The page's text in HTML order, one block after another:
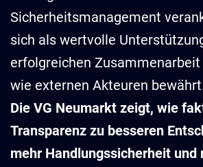
Sicherheitsmanagement
sich als wertvolle
erfolgreichen
wie externen Akteuren
Die VG Neumarkt zeigt, wie
Transparenz zu besseren
mehr Handlungssicherheit und